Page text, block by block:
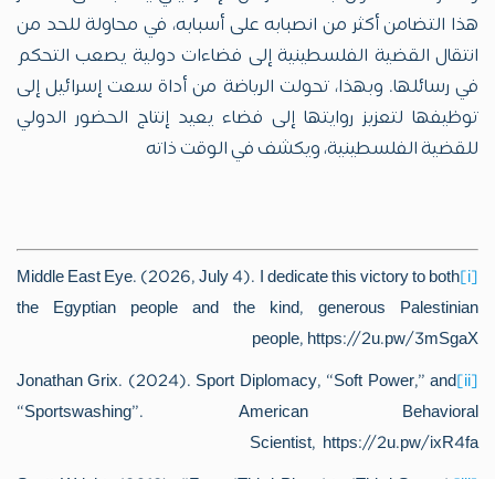
هذا التضامن أكثر من انصبابه على أسبابه، في محاولة للحد من
انتقال القضية الفلسطينية إلى فضاءات دولية يصعب التحكم
في رسائلها. وبهذا، تحولت الرياضة من أداة سعت إسرائيل إلى
توظيفها لتعزيز روايتها إلى فضاء يعيد إنتاج الحضور الدولي
للقضية الفلسطينية، ويكشف في الوقت ذاته
[i]
Middle East Eye. (2026, July 4). I dedicate this victory to both
the Egyptian people and the kind, generous Palestinian
people, https://2u.pw/3mSgaX
[ii]
Jonathan Grix. (2024). Sport Diplomacy, “Soft Power,” and
“Sportswashing”. American Behavioral
Scientist, https://2u.pw/ixR4fa